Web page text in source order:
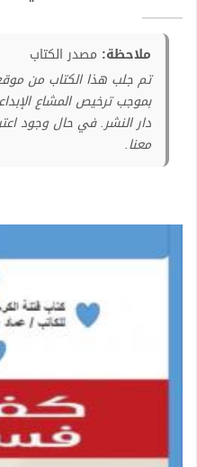
ملاحظة: مصدر الكتاب
بموجب ترخيص المشاع
دار النشر. في حال وجود
معنا.